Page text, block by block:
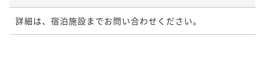
詳細は、宿泊施設までお問い合わせください。